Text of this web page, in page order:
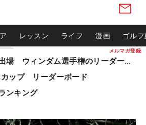
メルマガ登録
レッスン ライフ 漫画 ゴル
松山英樹ら出場 ウィンダム選手権のリーダーボード
ップ リーダーボード
ンキング